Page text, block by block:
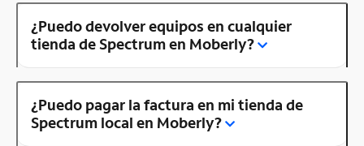
¿Puedo devolver equipos en cualquier
tienda de Spectrum en Moberly?
¿Puedo pagar la factura en mi tienda de
Spectrum local en Moberly?